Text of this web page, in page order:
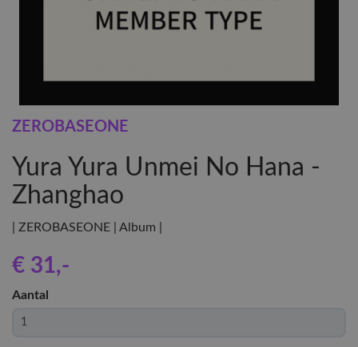
ZEROBASEONE
Yura Yura Unmei No Hana -
Zhanghao
| ZEROBASEONE | Album |
€ 31,-
Aantal